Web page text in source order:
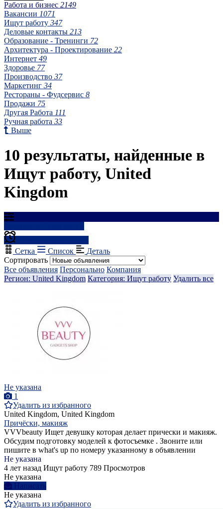
Работа и бизнес 2149
Вакансии 1071
Ищут работу 347
Деловые контакты 213
Образование - Тренинги 72
Архитектура - Проектирование 22
Интернет 49
Здоровье 77
Производство 37
Маркетинг 34
Рестораны - Фудсервис 8
Продажи 75
Другая Работа 111
Ручная работа 33
Выше
10 результаты, найденные в
Ищут работу, United
Kingdom
Сетка
Список
Деталь
Сортировать
Все объявления Персонально Компания
Регион: United Kingdom Категория: Ищут работу Удалить все
Не указана
1
Удалить из избранного
United Kingdom, United Kingdom
Причёски, макияж
VVVbeauty Ищет девушку которая делает прически и макияж.
Обсудим подготовку моделей к фотосъемке . Звоните или
пишите в what's up по номеру указанному в объявлении
Не указана
4 лет назад Ищут работу 789 Просмотров
Не указана
Написать
Не указана
Удалить из избранного